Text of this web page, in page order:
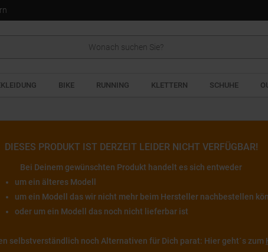
BIKE RUNNING KLETTERN SCHUHE
DIESES PRODUKT IST DERZEIT LEIDER NICHT VERFÜGBAR!
Bei Deinem gewünschten Produkt handelt es sich entweder
um ein älteres Modell
um ein Modell das wir nicht mehr beim Hersteller nachbestellen
oder um ein Modell das noch nicht lieferbar ist
selbstverständlich noch Alternativen für Dich parat: Hier geht´s zum